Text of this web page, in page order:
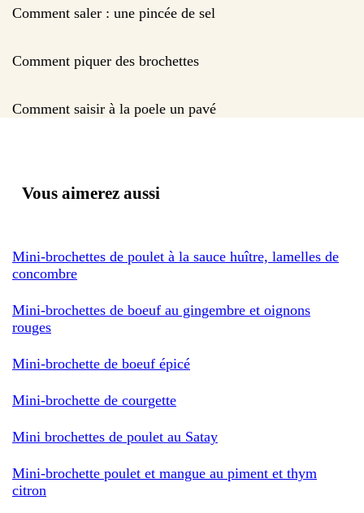
Comment saler : une pincée de sel
Comment piquer des brochettes
Comment saisir à la poele un pavé
Vous aimerez aussi
Mini-brochettes de poulet à la sauce huître, lamelles de
concombre
Mini-brochettes de boeuf au gingembre et oignons
rouges
Mini-brochette de boeuf épicé
Mini-brochette de courgette
Mini brochettes de poulet au Satay
Mini-brochette poulet et mangue au piment et thym
citron